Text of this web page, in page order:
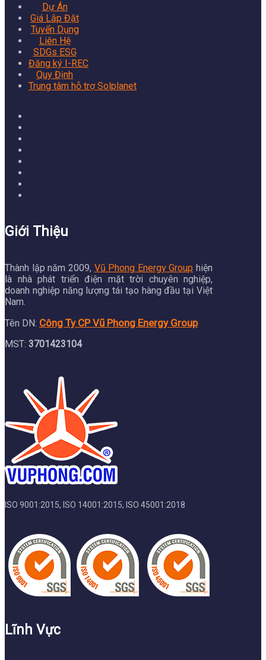
Dự Án
Giá Lắp Đặt
Tuyển Dụng
Liên Hệ
SDGs ESG
Đăng ký I-REC
Quy Định
Trung tâm hỗ trợ Solplanet
Giới Thiệu
Thành lập năm 2009, Vũ Phong Energy Group hiện
là nhà phát triển điện mặt trời chuyên nghiệp,
doanh nghiệp năng lượng tái tạo hàng đầu tại Việt
Nam.
Tên DN: Công Ty CP Vũ Phong Energy Group
MST: 3701423104
ISO 9001:2015, ISO 14001:2015, ISO 45001:2018
Lĩnh Vực